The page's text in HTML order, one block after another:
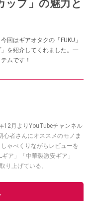
ップ」の魅力と
回はギアオタクの「FUKU」
を紹介してくれました。一
ムです！
12月よりYouTubeチャンネル
心者さんにオススメのモノま
ゃべくりながらレビューを
ア」「中華製激安ギア」
り上げている。
ストの他の記事を読む